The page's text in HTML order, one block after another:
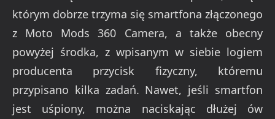
którym dobrze trzyma się smartfona złączonego
z Moto Mods 360 Camera, a także obecny
powyżej środka, z wpisanym w siebie logiem
producenta przycisk fizyczny, któremu
przypisano kilka zadań. Nawet, jeśli smartfon
jest uśpiony, można naciskając dłużej ów